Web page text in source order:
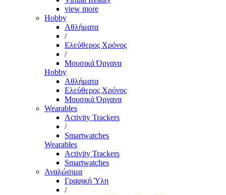
view more
Hobby
Αθλήματα
/
Ελεύθερος Χρόνος
/
Μουσικά Όργανα
Hobby
Αθλήματα
Ελεύθερος Χρόνος
Μουσικά Όργανα
Wearables
Activity Trackers
/
Smartwatches
Wearables
Activity Trackers
Smartwatches
Αναλώσιμα
Γραφική Ύλη
/